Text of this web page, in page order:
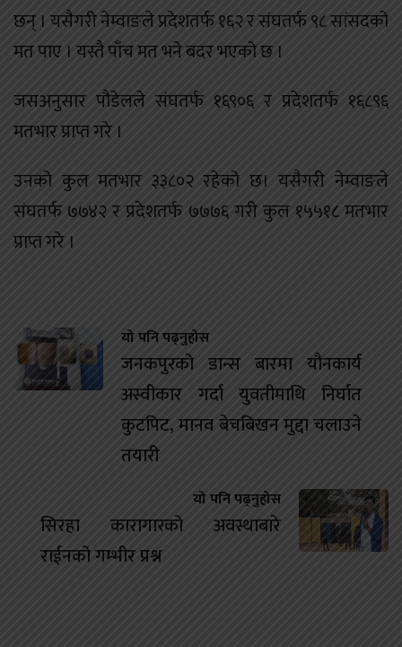
छन् । यसैगरी नेम्वाङले प्रदेशतर्फ १६२ र संघतर्फ ९८ सांसदको
मत पाए । यस्तै पाँच मत भने बदर भएको छ ।
जसअनुसार पौडेलले संघतर्फ १६९०६ र प्रदेशतर्फ १६८९६
मतभार प्राप्त गरे ।
उनको कुल मतभार ३३८०२ रहेको छ। यसैगरी नेम्वाङले
संघतर्फ ७७४२ र प्रदेशतर्फ ७७७६ गरी कुल १५५१८ मतभार
प्राप्त गरे ।
यो पनि पढ्नुहोस
जनकपुरको डान्स बारमा यौनकार्य
अस्वीकार गर्दा युवतीमाथि निर्घात
कुटपिट, मानव बेचबिखन मुद्दा चलाउने
तयारी
यो पनि पढ्नुहोस
सिरहा कारागारको अवस्थाबारे
राईनको गम्भीर प्रश्न